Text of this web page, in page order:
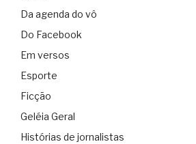
Da agenda do vô
Do Facebook
Em versos
Esporte
Ficção
Geléia Geral
Histórias de jornalistas